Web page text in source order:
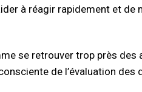
à réagir rapidement et de
se retrouver trop près des
de l’évaluation des